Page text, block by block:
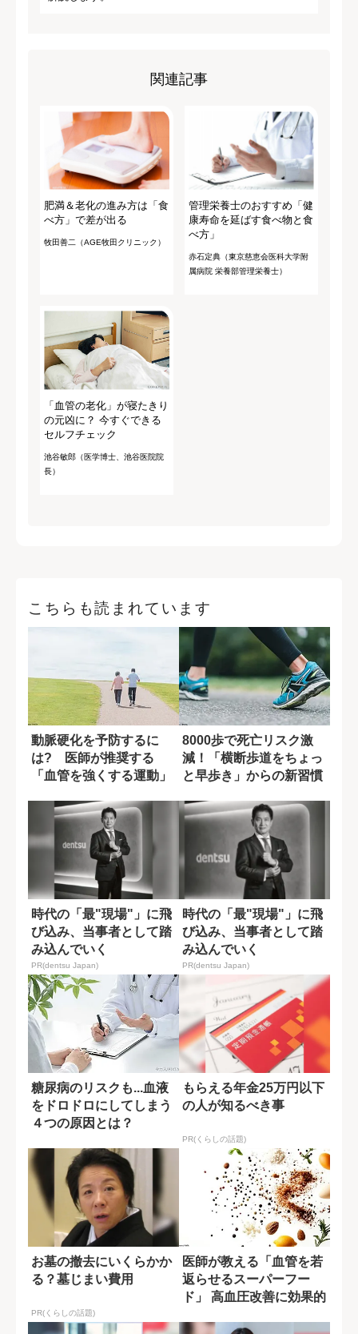
関連記事
肥満＆老化の進み方は「食
べ方」で差が出る
牧田善二（AGE牧田クリニック）
管理栄養士のおすすめ「健
康寿命を延ばす食べ物と食
べ方」
赤石定典（東京慈恵会医科大学附
属病院 栄養部管理栄養士）
「血管の老化」が寝たきり
の元凶に？ 今すぐできる
セルフチェック
池谷敏郎（医学博士、池谷医院院
長）
こちらも読まれています
動脈硬化を予防するに
は? 医師が推奨する
「血管を強くする運動」
8000歩で死亡リスク激
減！「横断歩道をちょっ
と早歩き」からの新習慣
時代の「最"現場"」に飛
び込み、当事者として踏
み込んでいく
PR(dentsu Japan)
時代の「最"現場"」に飛
び込み、当事者として踏
み込んでいく
PR(dentsu Japan)
糖尿病のリスクも...血液
をドロドロにしてしまう
４つの原因とは？
もらえる年金25万円以下
の人が知るべき事
PR(くらしの話題)
お墓の撤去にいくらかか
る？墓じまい費用
PR(くらしの話題)
医師が教える「血管を若
返らせるスーパーフー
ド」 高血圧改善に効果的